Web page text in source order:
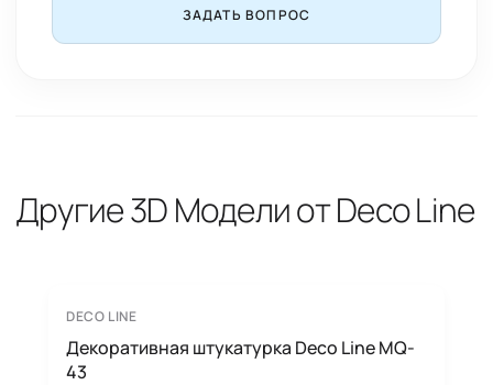
ЗАДАТЬ ВОПРОС
Другие 3D Модели от Deco Line
DECO LINE
Декоративная штукатурка Deco Line MQ-
43